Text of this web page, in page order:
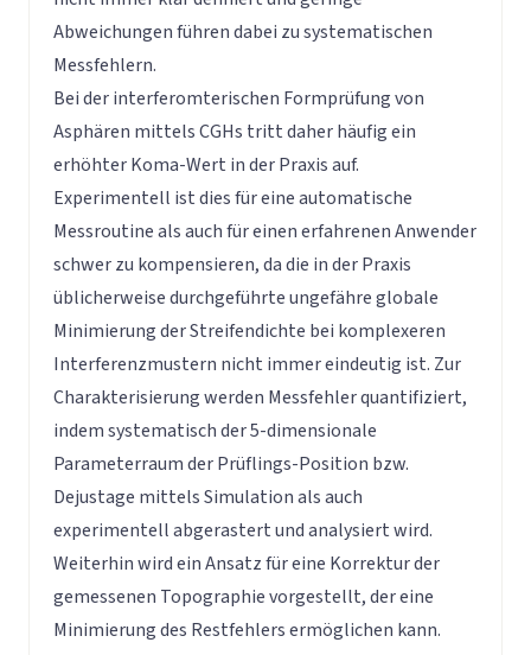
Abweichungen führen dabei zu systematischen
Messfehlern.
Bei der interferomterischen Formprüfung von
Asphären mittels CGHs tritt daher häufig ein
erhöhter Koma-Wert in der Praxis auf.
Experimentell ist dies für eine automatische
Messroutine als auch für einen erfahrenen Anwender
schwer zu kompensieren, da die in der Praxis
üblicherweise durchgeführte ungefähre globale
Minimierung der Streifendichte bei komplexeren
Interferenzmustern nicht immer eindeutig ist. Zur
Charakterisierung werden Messfehler quantifiziert,
indem systematisch der 5-dimensionale
Parameterraum der Prüflings-Position bzw.
Dejustage mittels Simulation als auch
experimentell abgerastert und analysiert wird.
Weiterhin wird ein Ansatz für eine Korrektur der
gemessenen Topographie vorgestellt, der eine
Minimierung des Restfehlers ermöglichen kann.